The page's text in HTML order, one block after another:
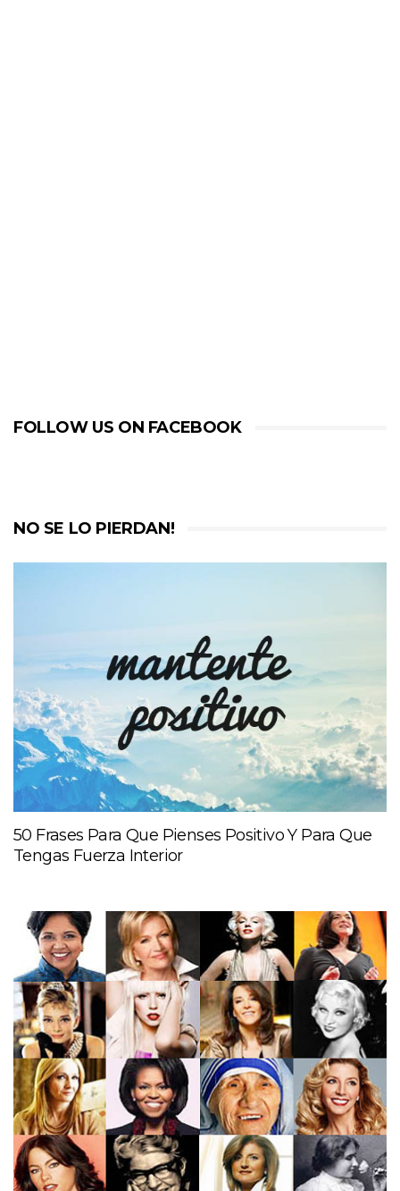
FOLLOW US ON FACEBOOK
NO SE LO PIERDAN!
50 Frases Para Que Pienses Positivo Y Para Que
Tengas Fuerza Interior